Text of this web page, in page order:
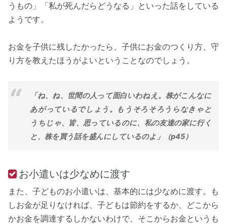
うもの」「私が死んだらどうなる」といった話をしている
ようです。
お金を子供に残したかったら、子供にお金のつくり方、守
り方を教えたほうがよいということなのでしょう。
「ね、ね、世間の人って面白いわねえ。株がこんなに
あがっているでしょう。もうそろそろうらなきゃと
うちじゃ、皆、思っているのに、私の友達の家に行く
と、株を買う話を盛んにしているのよ」（p45）
お小遣いは少なめに渡す
また、子どものお小遣いは、基本的には少なめに渡す。も
しお金が足りなければ、子どもは節約をするか、どこから
かお金を調達するしかないわけで、そこからお金というも